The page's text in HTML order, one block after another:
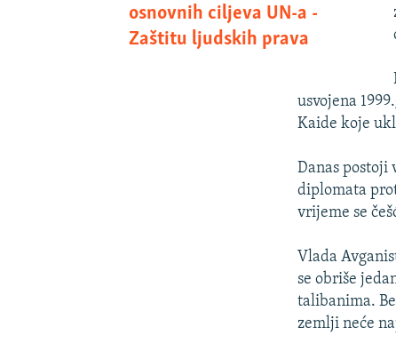
osnovnih ciljeva UN-a -
Zaštitu ljudskih prava
usvojena
Kaide koje
Danas postoji
diplomata
vrijeme se
Vlada
se obriše
talibanima.
zemlji neće